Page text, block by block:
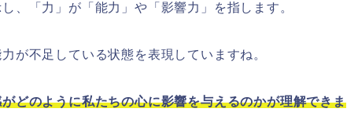
、「力」が「能力」や「影響力」を指します。
が不足している状態を表現していますね。
どのように私たちの心に影響を与えるのかが理解できま